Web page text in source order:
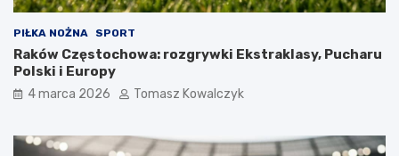
PIŁKA NOŻNA SPORT
Raków Częstochowa: rozgrywki Ekstraklasy, Pucharu
Polski i Europy
4 marca 2026 Tomasz Kowalczyk